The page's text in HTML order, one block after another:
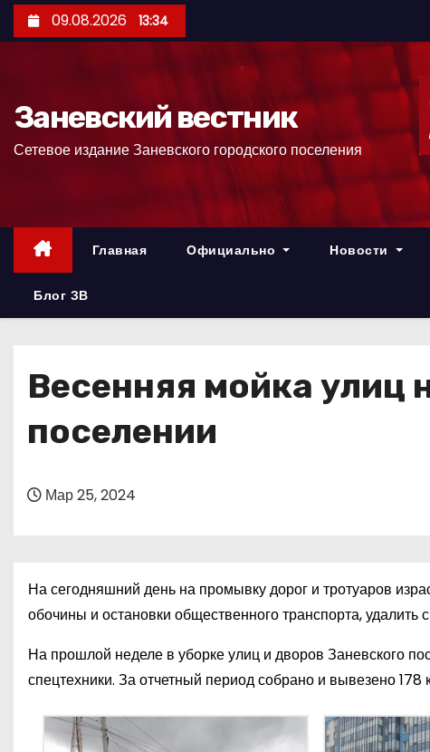
е
р
09.08.2026 13:34
Заневский вестник
Сетевое издание Заневского городского поселения
Главная Официально Новости
Блог ЗВ
Весенняя мойка улиц
поселении
Мар 25, 2024
На сегодняшний день на промывку дорог и тротуаров
обочины и остановки общественного транспорта,
На прошлой неделе в уборке улиц и дворов Заневского
спецтехники. За отчетный период собрано и вывезено 178